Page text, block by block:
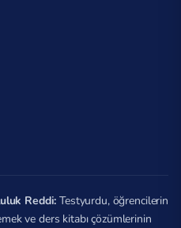
Reddi: Testyurdu, öğrencilerin
ve ders kitabı çözümlerinin